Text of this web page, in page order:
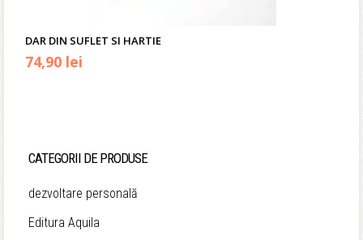
DAR DIN SUFLET SI HARTIE
74,90 lei
CATEGORII DE PRODUSE
dezvoltare personală
Editura Aquila